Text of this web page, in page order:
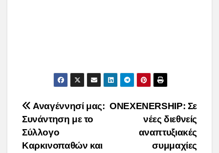
Post
navigation
ONEXENERSHIP: Σε
νέες διεθνείς
αναπτυξιακές
συμμαχίες
Αναγέννησί μας:
Συνάντηση με το
Σύλλογο
Καρκινοπαθών και